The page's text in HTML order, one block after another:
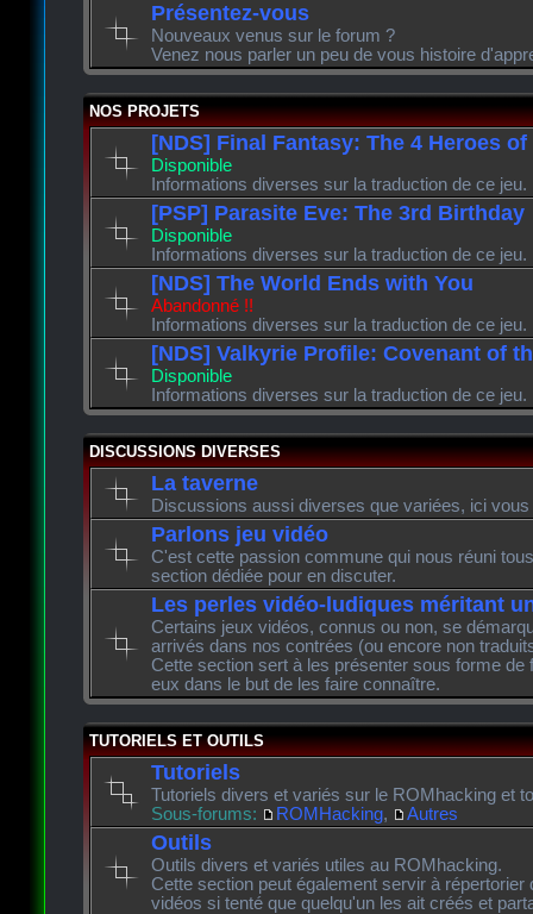
Présentez-vous
Nouveaux venus sur le forum ?
Venez nous parler un peu de vous histoire
NOS PROJETS
[NDS] Final Fantasy: The 4 Heroes
Disponible
Informations diverses sur la traduction de ce jeu.
[PSP] Parasite Eve: The 3rd Birthday
Disponible
Informations diverses sur la traduction de ce jeu.
[NDS] The World Ends with You
Abandonné !!
Informations diverses sur la traduction de ce jeu.
[NDS] Valkyrie Profile: Covenant of
Disponible
Informations diverses sur la traduction de ce jeu.
DISCUSSIONS DIVERSES
La taverne
Discussions aussi diverses que variées, ici
Parlons jeu vidéo
C'est cette passion commune qui nous réuni
section dédiée pour en discuter.
Les perles vidéo-ludiques méritant
Certains jeux vidéos, connus ou non, se
arrivés dans nos contrées (ou encore non
Cette section sert à les présenter sous forme de
eux dans le but de les faire connaître.
TUTORIELS ET OUTILS
Tutoriels
Tutoriels divers et variés sur le ROMhacking et
Sous-forums:
ROMHacking, Autres
Outils
Outils divers et variés utiles au ROMhacking.
Cette section peut également servir à
vidéos si tenté que quelqu'un les ait créés et